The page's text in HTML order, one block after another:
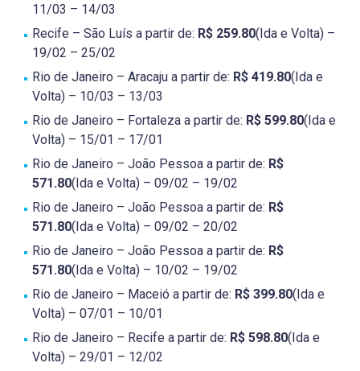
11/03 – 14/03
Recife – São Luís a partir de: R$ 259.80(Ida e Volta) –
19/02 – 25/02
Rio de Janeiro – Aracaju a partir de: R$ 419.80(Ida e
Volta) – 10/03 – 13/03
Rio de Janeiro – Fortaleza a partir de: R$ 599.80(Ida e
Volta) – 15/01 – 17/01
Rio de Janeiro – João Pessoa a partir de: R$
571.80(Ida e Volta) – 09/02 – 19/02
Rio de Janeiro – João Pessoa a partir de: R$
571.80(Ida e Volta) – 09/02 – 20/02
Rio de Janeiro – João Pessoa a partir de: R$
571.80(Ida e Volta) – 10/02 – 19/02
Rio de Janeiro – Maceió a partir de: R$ 399.80(Ida e
Volta) – 07/01 – 10/01
Rio de Janeiro – Recife a partir de: R$ 598.80(Ida e
Volta) – 29/01 – 12/02